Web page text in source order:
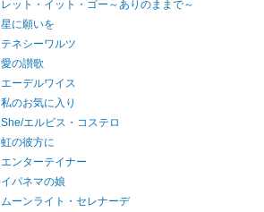
レット・イット・ゴー～ありのままで～
星に願いを
テネシーワルツ
愛の讃歌
エーデルワイス
私のお気に入り
She/エルビス・コステロ
虹の彼方に
エンターテイナー
イパネマの娘
ムーンライト・セレナーデ